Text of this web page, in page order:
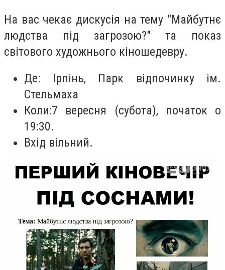
На вас чекає дискусія на тему "Майбутнє
людства під загрозою?" та показ
світового художнього кіношедевру.
Де: Ірпінь, Парк відпочинку ім.
Стельмаха
Коли:7 вересня (субота), початок о
19:30.
Вхід вільний.